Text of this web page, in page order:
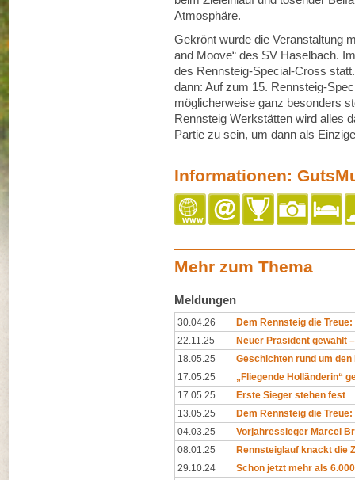
Atmosphäre.
Gekrönt wurde die Veranstaltung
and Moove“ des SV Haselbach.
des Rennsteig-Special-Cross
dann: Auf zum 15. Rennsteig-
möglicherweise ganz besonders
Rennsteig Werkstätten wird alles
Partie zu sein, um dann als
Informationen:
Mehr zum Thema
Meldungen
30.04.26
Dem Rennsteig die
22.11.25
Neuer Präsident gewählt
18.05.25
Geschichten rund um den
17.05.25
„Fliegende Holländerin“
17.05.25
Erste Sieger stehen fest
13.05.25
Dem Rennsteig die
04.03.25
Vorjahressieger Marcel
08.01.25
Rennsteiglauf knackt die
29.10.24
Schon jetzt mehr als